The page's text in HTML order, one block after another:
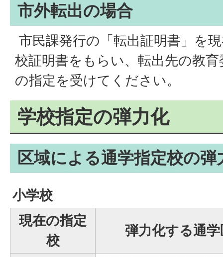
市外転出の場合
市民課発行の「転出証明書」を
校証明書をもらい、転出先の教
の指定を受けてください。
学校指定の弾力化
区域による通学指定校の弾
小学校
現在の指定
校
弾力化する通